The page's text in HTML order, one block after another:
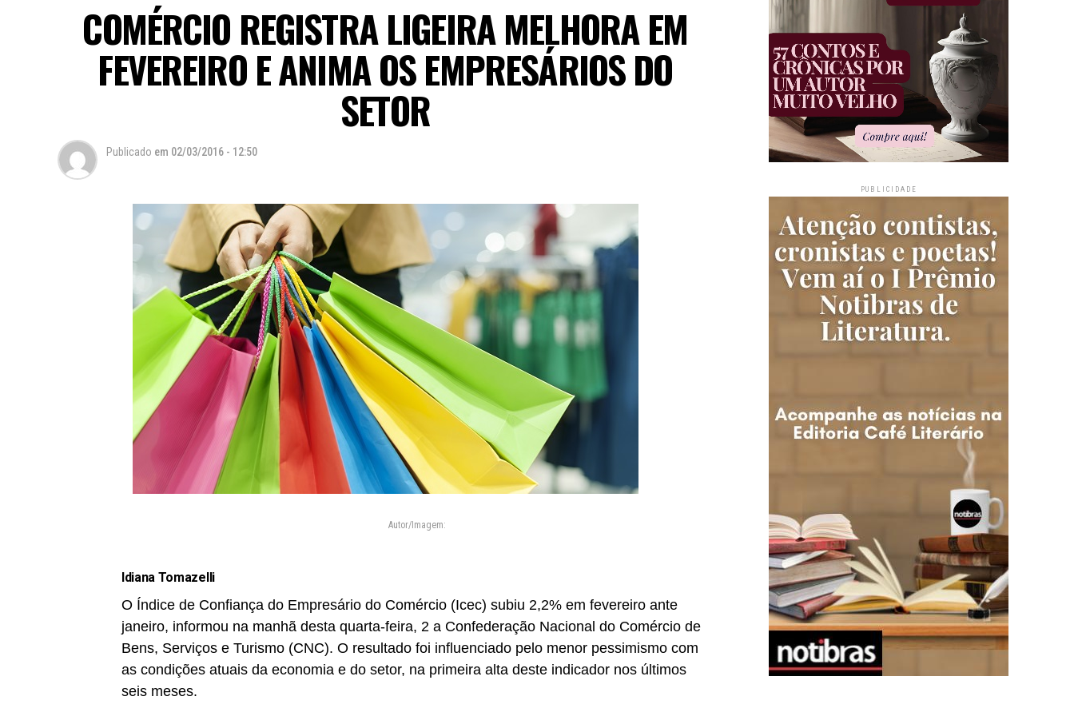
COMÉRCIO REGISTRA LIGEIRA MELHORA EM
FEVEREIRO E ANIMA OS EMPRESÁRIOS DO
SETOR
Publicado em 02/03/2016 - 12:50
Autor/Imagem:
Idiana Tomazelli
O Índice de Confiança do Empresário do Comércio (Icec) subiu 2,2% em fevereiro ante
janeiro, informou na manhã desta quarta-feira, 2 a Confederação Nacional do Comércio de
Bens, Serviços e Turismo (CNC). O resultado foi influenciado pelo menor pessimismo com
as condições atuais da economia e do setor, na primeira alta deste indicador nos últimos
seis meses.
PUBLICIDADE